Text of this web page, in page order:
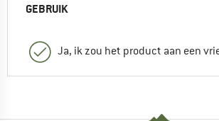
GEBRUIK
Ja, ik zou het product aan een